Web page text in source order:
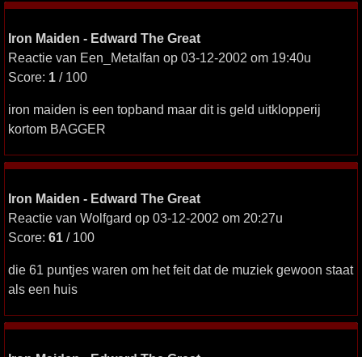
Iron Maiden - Edward The Great
Reactie van Een_Metalfan op 03-12-2002 om 19:40u
Score: 1 / 100
iron maiden is een topband maar dit is geld uitklopperij
kortom BAGGER
Iron Maiden - Edward The Great
Reactie van Wolfgard op 03-12-2002 om 20:27u
Score: 61 / 100
die 61 puntjes waren om het feit dat de muziek gewoon staat
als een huis